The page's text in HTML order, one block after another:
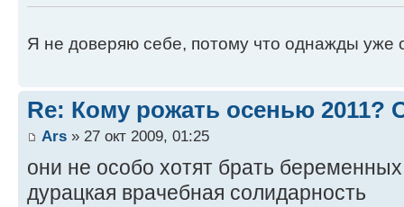
Я не доверяю себе, потому что однажды уже
Re: Кому рожать осенью 2011?
Ars » 27 окт 2009, 01:25
они не особо хотят брать
дурацкая врачебная солидарность